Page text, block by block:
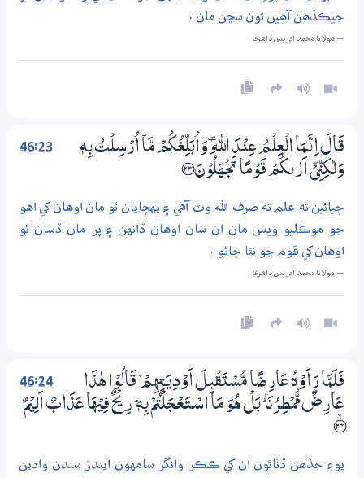
جيڪڏهن آهين تون سچن مان .
— مولانا محمد ادريس ڏاھري
46:23
قَالَ اِنَّـمَا الْعِلْمُ عِنْدَ اللّٰهِ ڮ وَاُبَلِّغُكُمْ مَّآ اُرْسِلْتُ بِهٖ
وَلٰكِنِّىْٓ اَرٰىكُمْ قَوْمًا تَجْـهَلُوْنَ ؀23
چيائين ته علم ته صرف الله وٽ آهي ۽ پهچايان ٿو مان اوهان کي اهو
جو موڪليو ويس مان ان سان اوهان ڏانهن ۽ پر مان ڏسان ٿو
اوهان کي قوم جو نٿا ڄاڻو .
— مولانا محمد ادريس ڏاھري
46:24
فَلَمَّا رَاَوْهُ عَارِضًا مُّسْتَقْبِلَ اَوْدِيَــتِهِمْ ۙ قَالُوْا ھٰذَا
عَارِضٌ مُّمْطِرُنَا ۭ بَلْ هُوَ مَا اسْـتَعْــجَلْتُمْ بِهٖ ۭ رِيْحٌ فِيْهَا عَذَابٌ اَلِيْمٌ
؀ۙ24
پوءِ جڏهن ڏٺائون ان کي ڪڪر وانگر سامهون ايندڙ سندن وادين